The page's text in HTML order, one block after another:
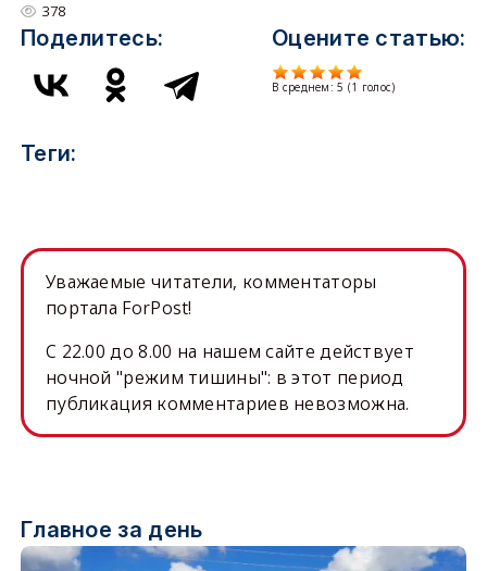
378
Поделитесь: Оцените статью:
В среднем:5 (1 голос)
Теги:
Уважаемые читатели, комментаторы
портала ForPost!
C 22.00 до 8.00 на нашем сайте действует
ночной "режим тишины": в этот период
публикация комментариев невозможна.
Главное за день